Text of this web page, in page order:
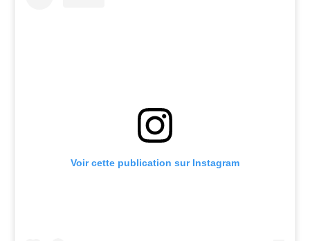
Voir cette publication sur Instagram